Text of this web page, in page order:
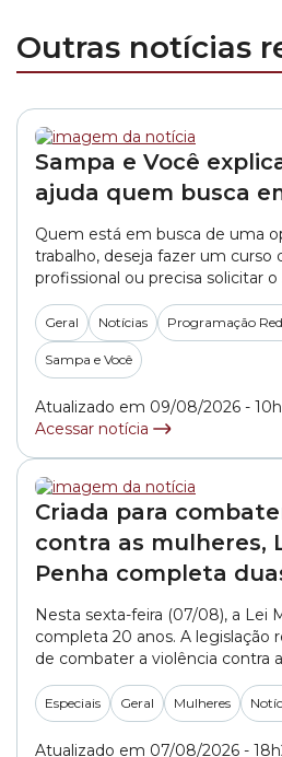
Outras notícias
Sampa e Você
ajuda quem busca
Quem está em busca de uma
trabalho, deseja fazer um curso
profissional ou precisa solicitar
pode encontrar esses e outros
no Cate (Centro de Apoio ao
Empreendedorismo).
Sampa e Você como este
Geral Notícias Programação
Sampa e Você
Atualizado em 09/08/2026 -
Acessar notícia
Criada para
contra as mulheres,
Penha completa
Nesta sexta-feira (07/08), a Lei
completa 20 anos. A legislação
de combater a violência contra
considerada um marco
crimes de gênero são punidos
Assista à reportagem de Elys
Câmara SP:
Especiais Geral Mulheres
Atualizado em 07/08/2026 -